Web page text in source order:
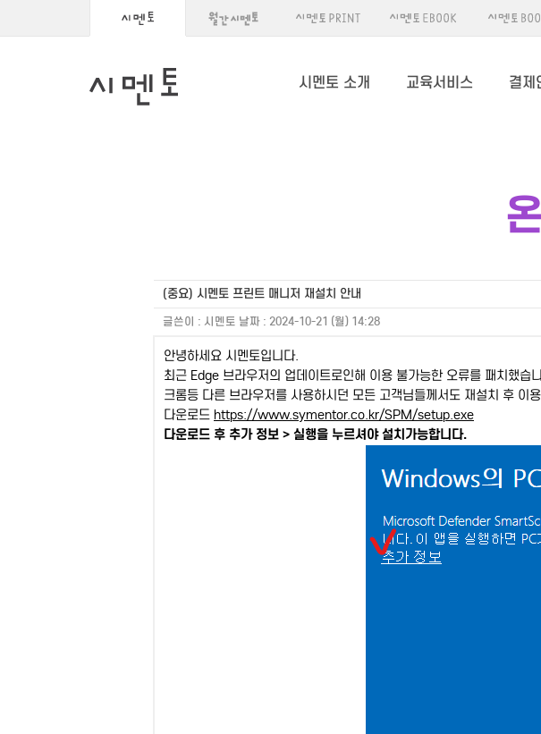
시멘토 소개 교육서비스 결제
(중요) 시멘토 프린트 매니저 재설치 안내
글쓴이 : 시멘토 날짜 : 2024-10-21 (월) 14:28
안녕하세요 시멘토입니다.
최근 Edge 브라우저의 업데이트로인해 이용 불가능한 오류를 패치했습
크롬등 다른 브라우저를 사용하시던 모든 고객님들께서도 재설치 후 이
다운로드 https://www.symentor.co.kr/SPM/setup.exe
다운로드 후 추가 정보 > 실행을 누르셔야 설치가능합니다.